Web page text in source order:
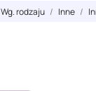
Wg. rodzaju Inne